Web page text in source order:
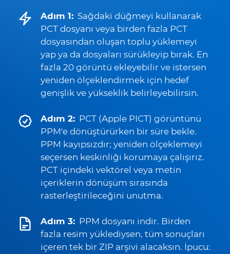
Adım 1: Sağdaki düğmeyi kullanarak
PCT dosyanı veya birden fazla PCT
dosyasından oluşan toplu yüklemeyi
yap ya da dosyaları sürükleyip bırak. En
fazla 20 görüntü ekleyebilir ve istersen
yeniden ölçeklendirmek için hedef
genişlik ve yükseklik belirleyebilirsin.
Adım 2: PCT (Apple PICT) görüntünü
PPM'e dönüştürürken bir süre bekle.
PPM kayıpsızdır; yeniden ölçeklemeyi
seçersen keskinliği korumaya çalışırız.
PCT içindeki vektörel veya metin
içeriklerin dönüşüm sırasında
rasterleştirileceğini unutma.
Adım 3: PPM dosyanı indir. Birden
fazla resim yüklediysen, tüm sonuçları
içeren tek bir ZIP arşivi alacaksın. İpucu: